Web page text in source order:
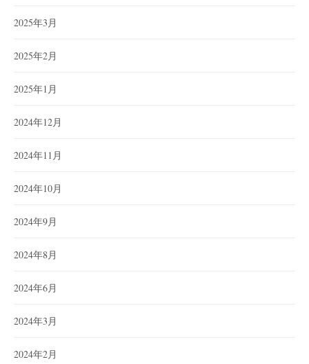
2025年3月
2025年2月
2025年1月
2024年12月
2024年11月
2024年10月
2024年9月
2024年8月
2024年6月
2024年3月
2024年2月